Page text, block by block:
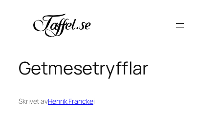
innehåll
Getmesetryfflar
Skrivet avHenrik Franckei